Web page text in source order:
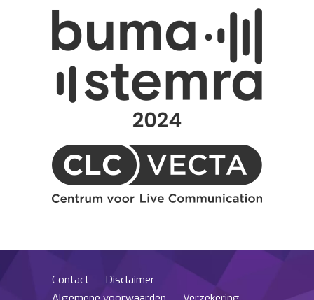
Contact
Disclaimer